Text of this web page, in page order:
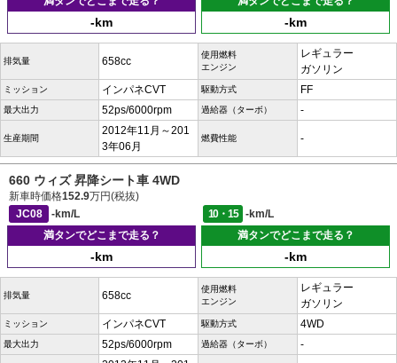
-km -km
排気量 658cc
使用燃料
エンジン
レギュラー
ガソリン
ミッション インパネCVT 駆動方式 FF
最大出力 52ps/6000rpm 過給器（ターボ） -
生産期間
2012年11月～201
3年06月
燃費性能 -
660 ウィズ 昇降シート車 4WD
新車時価格152.9万円(税抜)
JC08
-km/L 10・15
-km/L
満タンでどこまで走る？
-km
満タンでどこまで走る？
-km
排気量 658cc
使用燃料
エンジン
レギュラー
ガソリン
ミッション インパネCVT 駆動方式 4WD
最大出力 52ps/6000rpm 過給器（ターボ） -